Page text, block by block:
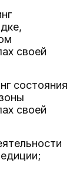
своей
состояния
своей